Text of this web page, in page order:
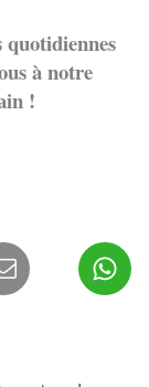
à notre
!